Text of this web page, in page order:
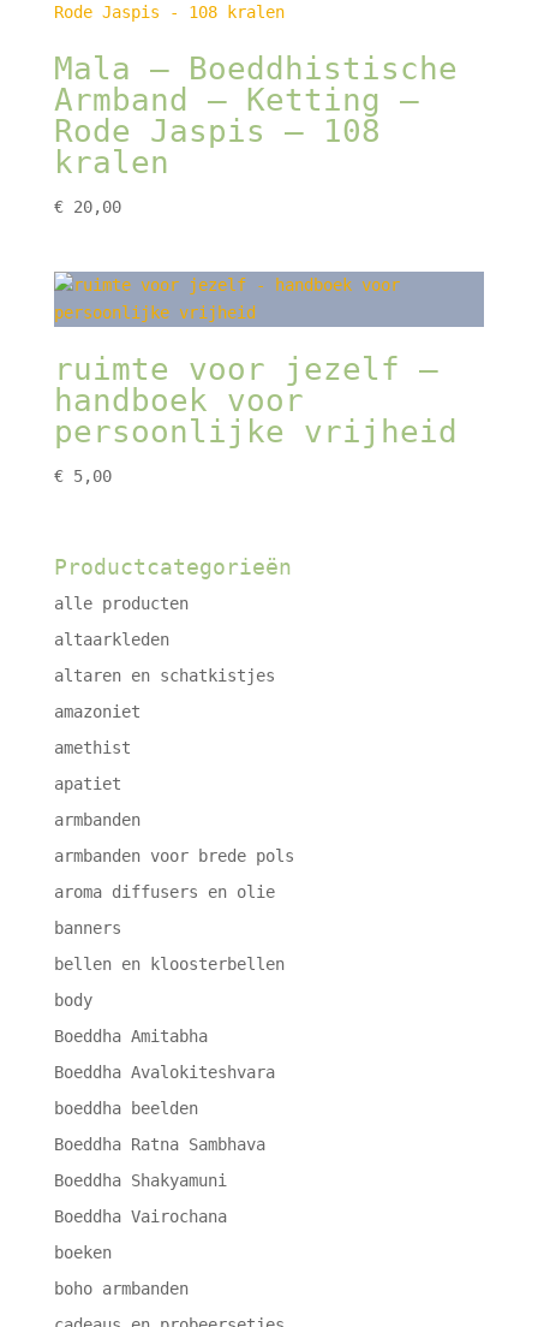
Mala – Boeddhistische
Armband – Ketting –
Rode Jaspis – 108
kralen
€20,00
ruimte voor jezelf –
handboek voor
persoonlijke vrijheid
€5,00
Productcategorieën
alle producten
altaarkleden
altaren en schatkistjes
amazoniet
amethist
apatiet
armbanden
armbanden voor brede pols
aroma diffusers en olie
banners
bellen en kloosterbellen
body
Boeddha Amitabha
Boeddha Avalokiteshvara
boeddha beelden
Boeddha Ratna Sambhava
Boeddha Shakyamuni
Boeddha Vairochana
boeken
boho armbanden